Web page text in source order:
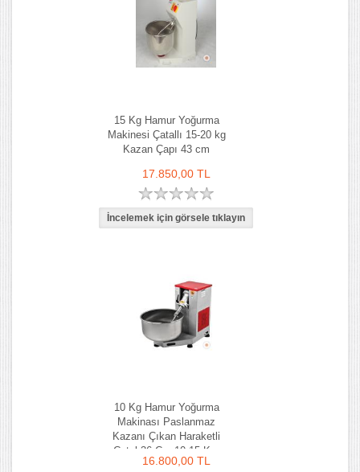
15 Kg Hamur Yoğurma
Makinesi Çatallı 15-20 kg
Kazan Çapı 43 cm
17.850,00 TL
10 Kg Hamur Yoğurma
Makinası Paslanmaz
Kazanı Çıkan Haraketli
Çatal 36 Cm 10-15 Kg-
Ozay Makina
16.800,00 TL